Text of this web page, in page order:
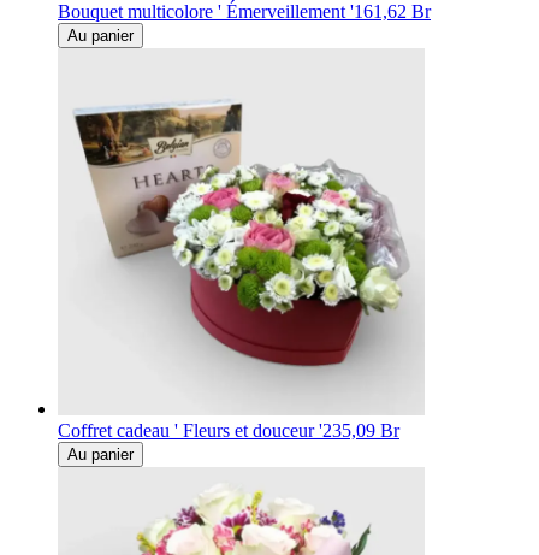
Bouquet multicolore ' Émerveillement '161,62 Br
Au panier
Coffret cadeau ' Fleurs et douceur '235,09 Br
Au panier